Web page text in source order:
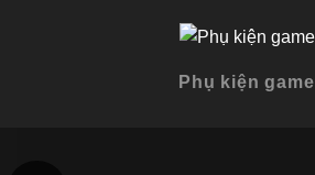
Phụ kiện game